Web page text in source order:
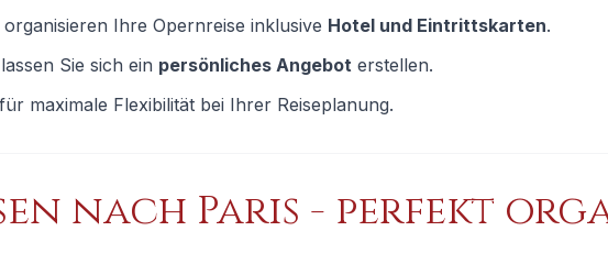
Ihre Opernreise inklusive Hotel und Eintrittskarten.
Sie sich ein persönliches Angebot erstellen.
maximale Flexibilität bei Ihrer Reiseplanung.
nach Paris - perfekt